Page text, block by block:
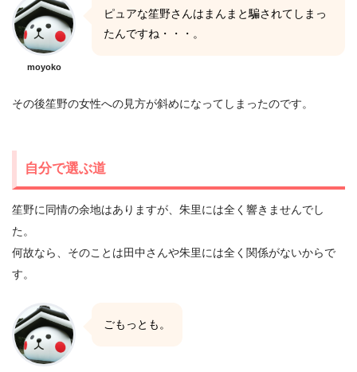
moyoko
ピュアな笙野さんはまんまと騙されてしまっ
たんですね・・・。
その後笙野の女性への見方が斜めになってしまったのです。
自分で選ぶ道
笙野に同情の余地はありますが、朱里には全く響きませんでし
た。
何故なら、そのことは田中さんや朱里には全く関係がないからで
す。
ごもっとも。